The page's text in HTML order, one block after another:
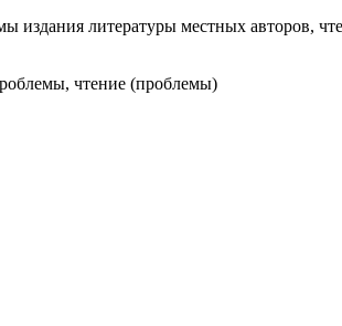
издания литературы местных авторов,
чтение (проблемы)